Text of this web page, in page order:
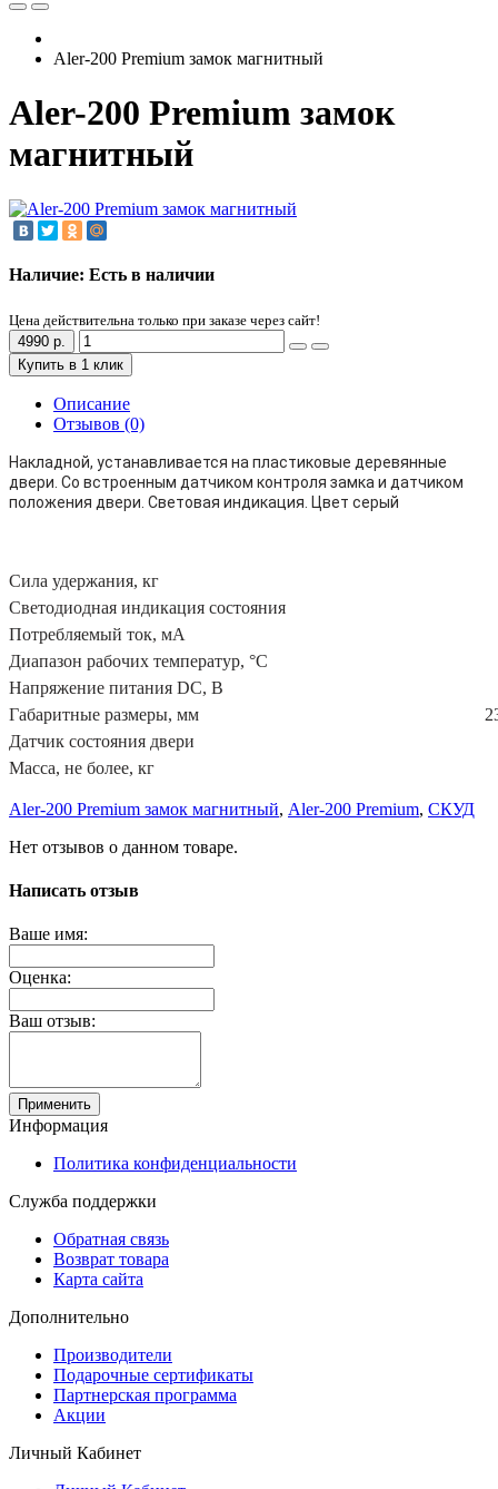
Aler-200 Premium замок магнитный
Aler-200 Premium замок
магнитный
Наличие: Есть в наличии
Цена действительна только при заказе через сайт!
4990 р.
Купить в 1 клик
Описание
Отзывов (0)
Накладной, устанавливается на пластиковые деревянные
двери. Со встроенным датчиком контроля замка и датчиком
положения двери. Световая индикация. Цвет серый
Сила удержания, кг
Светодиодная индикация состояния
Потребляемый ток, мА
Диапазон рабочих температур, °С
Напряжение питания DC, В
Габаритные размеры, мм
Датчик состояния двери
Масса, не более, кг
Aler-200 Premium замок магнитный, Aler-200 Premium, СКУД
Нет отзывов о данном товаре.
Написать отзыв
Ваше имя:
Оценка:
Ваш отзыв:
Применить
Информация
Политика конфиденциальности
Служба поддержки
Обратная связь
Возврат товара
Карта сайта
Дополнительно
Производители
Подарочные сертификаты
Партнерская программа
Акции
Личный Кабинет